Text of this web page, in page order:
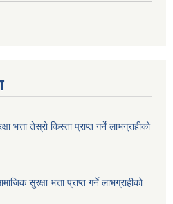
तेस्रो किस्ता प्राप्त गर्ने लाभग्राहीको
सुरक्षा भत्ता प्राप्त गर्ने लाभग्राहीको